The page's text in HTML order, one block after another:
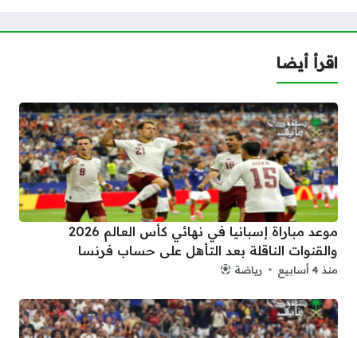
اقرأ أيضا
موعد مباراة إسبانيا في نهائي كأس العالم 2026
والقنوات الناقلة بعد التأهل على حساب فرنسا
منذ 4 أسابيع رياضة